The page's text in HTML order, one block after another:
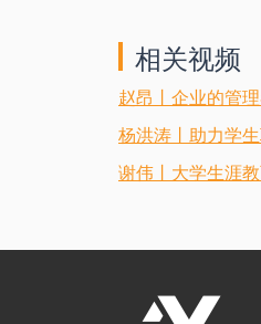
相关视频
赵昂丨企业的管
杨洪涛丨助力学
谢伟丨大学生涯